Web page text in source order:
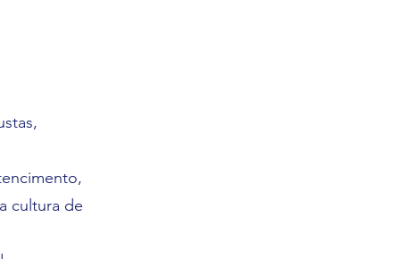
cultura de